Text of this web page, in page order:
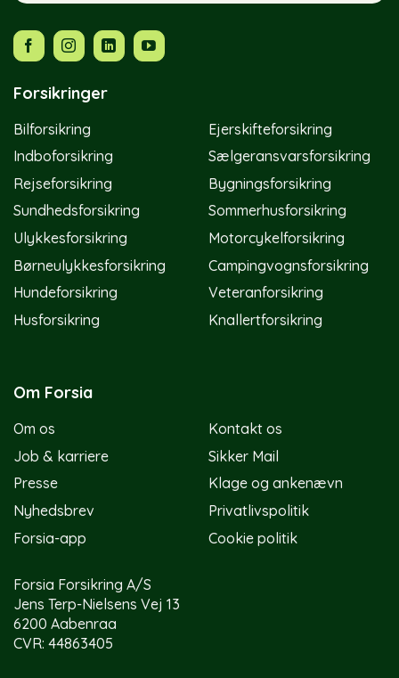
Forsikringer
Bilforsikring
Indboforsikring
Rejseforsikring
Sundhedsforsikring
Ulykkesforsikring
Børneulykkesforsikring
Hundeforsikring
Husforsikring
Ejerskifteforsikring
Sælgeransvarsforsikring
Bygningsforsikring
Sommerhusforsikring
Motorcykelforsikring
Campingvognsforsikring
Veteranforsikring
Knallertforsikring
Om Forsia
Om os
Job & karriere
Presse
Nyhedsbrev
Forsia-app
Kontakt os
Sikker Mail
Klage og ankenævn
Privatlivspolitik
Cookie politik
Forsia Forsikring A/S
Jens Terp-Nielsens Vej 13
6200 Aabenraa
CVR: 44863405